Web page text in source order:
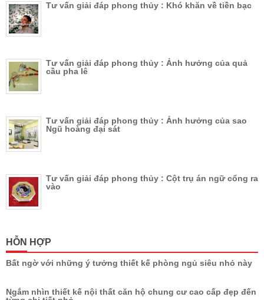
Tư vấn giải đáp phong thủy : Khó khăn về tiền bạc
Tư vấn giải đáp phong thủy : Ảnh hưởng của quả
cầu pha lê
Tư vấn giải đáp phong thủy : Ảnh hưởng của sao
Ngũ hoàng đại sát
Tư vấn giải đáp phong thủy : Cột trụ án ngữ cổng ra
vào
HỖN HỢP
Bất ngờ với những ý tưởng thiết kế phòng ngủ siêu nhỏ này
Ngắm nhìn thiết kế nội thất căn hộ chung cư cao cấp đẹp đến